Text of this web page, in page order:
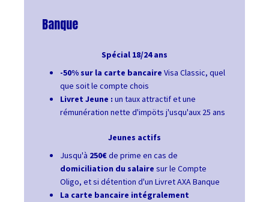
Banque
Spécial 18/24 ans
-50% sur la carte bancaire Visa Classic, quel
que soit le compte chois
Livret Jeune : un taux attractif et une
rémunération nette d'impöts j'usqu'aux 25 ans
Jeunes actifs
Jusqu'à 250€de prime en cas de
domiciliation du salaire sur le Compte
Oligo, et si détention d'un Livret AXA Banque
La carte bancaire intégralement